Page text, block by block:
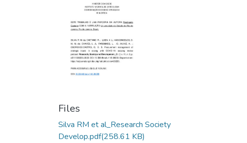
Files
Silva RM et al_Research Society
Develop.pdf(258.61 KB)